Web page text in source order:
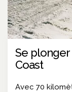
Se
Coast
Avec 70